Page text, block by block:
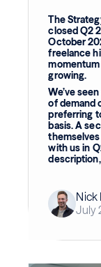
The
closed Q2
October
freelance
momentum
growing.
We’ve
of demand
preferring
basis. A
with us in
Nick
July